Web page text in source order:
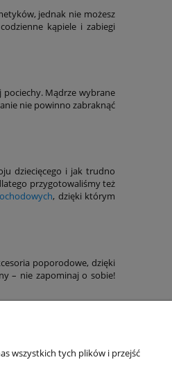
jednak nie możesz
kąpiele i zabiegi
pociechy. Mądrze wybrane
nie powinno zabraknąć
dziecięcego i jak trudno
przygotowaliśmy też
, dzięki którym
poporodowe, dzięki
– nie zapominaj o sobie!
wszystkich tych plików i przejść